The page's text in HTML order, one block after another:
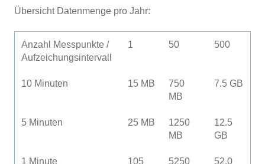
Übersicht Datenmenge pro Jahr:
Anzahl Messpunkte /
Aufzeichungsintervall
1 50 500
10 Minuten 15 MB
750
MB
7.5 GB
5 Minuten 25 MB
1250
MB
12.5
GB
1 Minute
105
5250
52.0